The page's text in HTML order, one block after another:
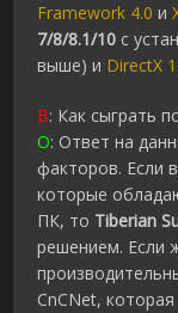
Framework 4.0 и
7/8/8.1/10 c
выше) и DirectX
В: Как сыграть
О: Ответ на
факторов. Если
которые
ПК, то Tiberian
решением. Если
CnCNet,